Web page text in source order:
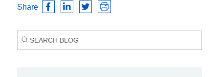
Share